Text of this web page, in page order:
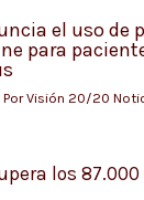
el uso de
para
Visión 20/20